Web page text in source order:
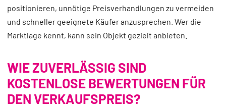
positionieren, unnötige Preisverhandlungen zu vermeiden
und schneller geeignete Käufer anzusprechen. Wer die
Marktlage kennt, kann sein Objekt gezielt anbieten.
WIE ZUVERLÄSSIG SIND
KOSTENLOSE BEWERTUNGEN FÜR
DEN VERKAUFSPREIS?